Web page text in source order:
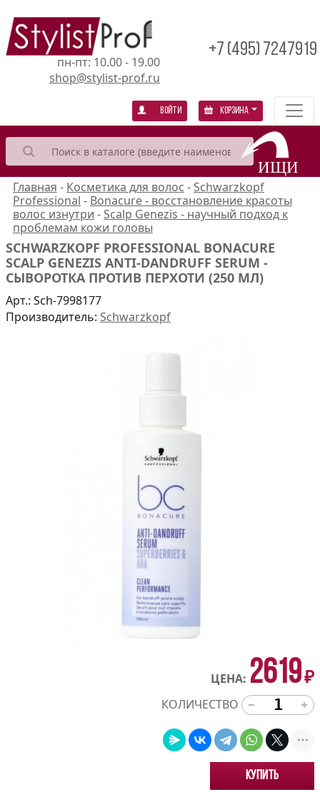
пн-пт: 10.00 - 19.00
shop@stylist-prof.ru
+7 (495) 7247919
Войти Корзина
Главная - Косметика для волос -Schwarzkopf
Professional - Bonacure - восстановление красоты
волос изнутри -Scalp Genezis - научный подход к
проблемам кожи головы
SCHWARZKOPF PROFESSIONAL BONACURE
SCALP GENEZIS ANTI-DANDRUFF SERUM -
СЫВОРОТКА ПРОТИВ ПЕРХОТИ (250 МЛ)
Арт.: Sch-7998177
Производитель: Schwarzkopf
ЦЕНА: 2619₽
КОЛИЧЕСТВО
Купить